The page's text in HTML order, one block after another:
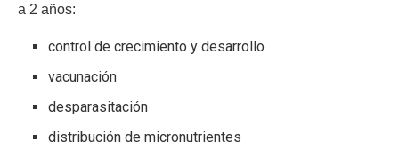
a 2 años:
control de crecimiento y desarrollo
vacunación
desparasitación
distribución de micronutrientes